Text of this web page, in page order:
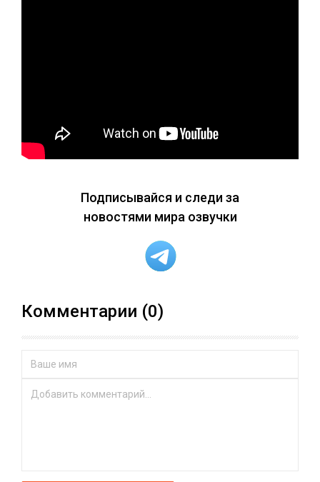
Подписывайся и следи за
новостями мира озвучки
Комментарии (0)